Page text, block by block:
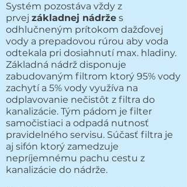
Systém pozostáva vždy z
prvej základnej nádrže s
odhlučneným prítokom dažďovej
vody a prepadovou rúrou aby voda
odtekala pri dosiahnutí max. hladiny.
Základná nádrž disponuje
zabudovaným filtrom ktorý 95% vody
zachytí a 5% vody využíva na
odplavovanie nečistôt z filtra do
kanalizácie. Tým pádom je filter
samočistiaci a odpadá nutnosť
pravidelného servisu. Súčasť filtra je
aj sifón ktorý zamedzuje
nepríjemnému pachu cestu z
kanalizácie do nádrže.